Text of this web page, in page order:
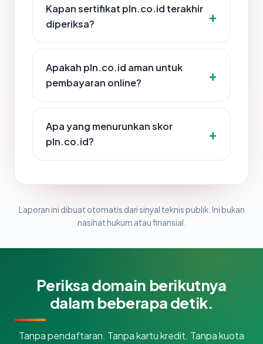
Kapan sertifikat pln.co.id terakhir
diperiksa?
Apakah pln.co.id aman untuk
pembayaran online?
Apa yang menurunkan skor
pln.co.id?
Laporan ini dibuat otomatis dari sinyal teknis publik. Ini bukan
nasihat hukum atau finansial.
Periksa domain berikutnya
dalam beberapa detik.
Tanpa pendaftaran. Tanpa kartu kredit. Tanpa kuota